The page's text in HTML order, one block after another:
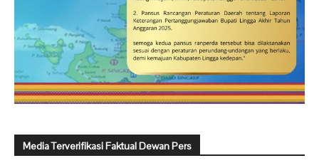
Media Terverifikasi Faktual Dewan Pers